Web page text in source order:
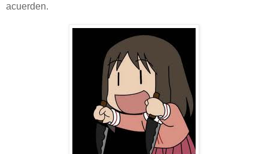
acuerden.